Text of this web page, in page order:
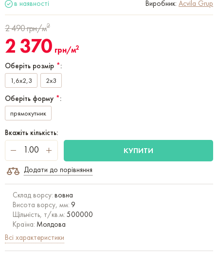
в наявності Виробник: Acvila Grup
2 490грн/м2
2 370 грн/м2
Оберіть розмір *:
1,6x2,3 2x3
Оберіть форму *:
прямокутник
Вкажіть кількість:
КУПИТИ
Додати до порівняння
Склад ворсу: вовна
Висота ворсу, мм: 9
Щільність, т/кв.м: 500000
Країна: Молдова
Всі характеристики